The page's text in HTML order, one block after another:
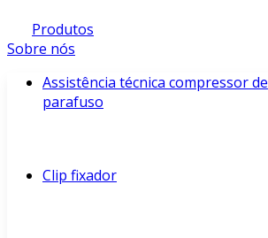
Produtos
Sobre nós
Assistência técnica compressor de
parafuso
Clip fixador